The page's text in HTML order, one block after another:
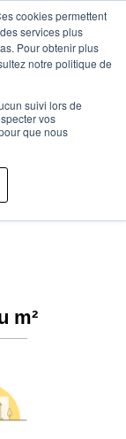
cookies permettent
services plus
Pour obtenir plus
notre politique de
suivi lors de
vos
que nous
Alpes Allier
Cognat-
m²